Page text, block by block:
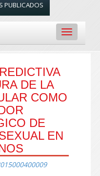
PUBLICADOS
Toggle
navigation
DE LA
COMO
DE
EN